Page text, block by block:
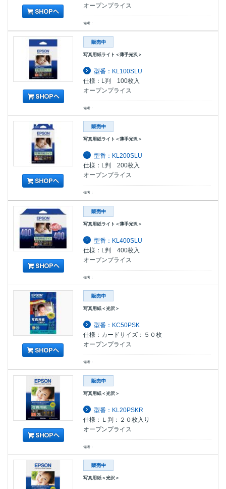
オープンプライス
備考：
写真用紙ライト＜薄手光沢＞
型番：KL100SLU
仕様：L判 100枚入
オープンプライス
備考：
写真用紙ライト＜薄手光沢＞
型番：KL200SLU
仕様：L判 200枚入
オープンプライス
備考：
写真用紙ライト＜薄手光沢＞
型番：KL400SLU
仕様：L判 400枚入
オープンプライス
備考：
写真用紙＜光沢＞
型番：KC50PSK
仕様：カードサイズ：５０枚
オープンプライス
備考：
写真用紙＜光沢＞
型番：KL20PSKR
仕様：Ｌ判：２０枚入り
オープンプライス
備考：
写真用紙＜光沢＞